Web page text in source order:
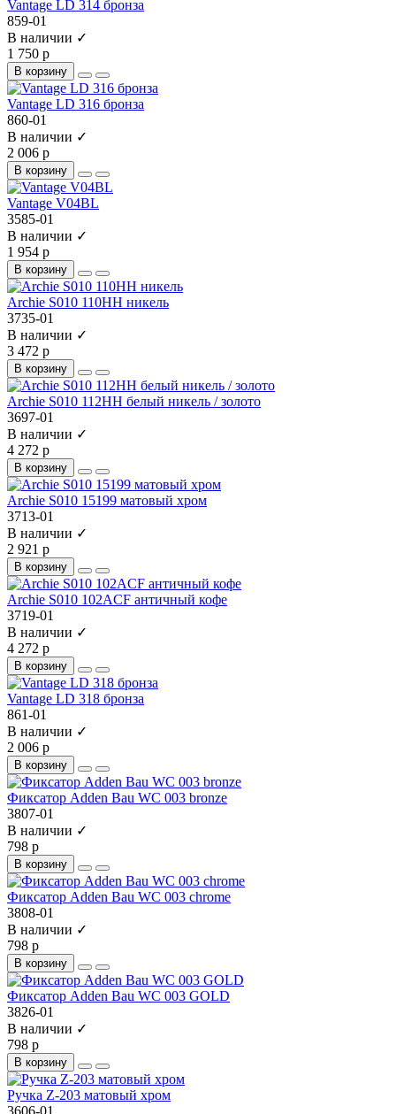
Vantage LD 314 бронза
859-01
В наличии ✓
1 750 р
В корзину
Vantage LD 316 бронза
860-01
В наличии ✓
2 006 р
В корзину
Vantage V04BL
3585-01
В наличии ✓
1 954 р
В корзину
Archie S010 110HH никель
3735-01
В наличии ✓
3 472 р
В корзину
Archie S010 112HH белый никель / золото
3697-01
В наличии ✓
4 272 р
В корзину
Archie S010 15199 матовый хром
3713-01
В наличии ✓
2 921 р
В корзину
Archie S010 102ACF античный кофе
3719-01
В наличии ✓
4 272 р
В корзину
Vantage LD 318 бронза
861-01
В наличии ✓
2 006 р
В корзину
Фиксатор Adden Bau WC 003 bronze
3807-01
В наличии ✓
798 р
В корзину
Фиксатор Adden Bau WC 003 chrome
3808-01
В наличии ✓
798 р
В корзину
Фиксатор Adden Bau WC 003 GOLD
3826-01
В наличии ✓
798 р
В корзину
Ручка Z-203 матовый хром
3606-01